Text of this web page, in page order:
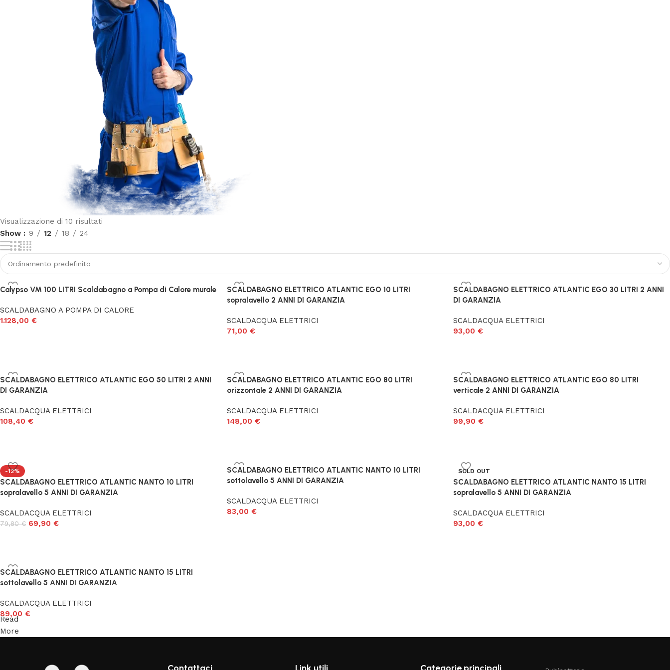
Le nostre offerte
Scopri i prodotti in offerta
Vai alle offerte
Visualizzazione di 10 risultati
Show
9 12 18 24
Calypso VM 100 LITRI Scaldabagno a Pompa di Calore murale
SCALDABAGNO A POMPA DI CALORE
1.128,00 €
SCALDABAGNO ELETTRICO ATLANTIC EGO 10 LITRI
sopralavello 2 ANNI DI GARANZIA
SCALDACQUA ELETTRICI
71,00 €
SCALDABAGNO ELETTRICO ATLANTIC EGO 30 LITRI 2 ANNI
DI GARANZIA
SCALDACQUA ELETTRICI
93,00€
SCALDABAGNO ELETTRICO ATLANTIC EGO 50 LITRI 2 ANNI
DI GARANZIA
SCALDACQUA ELETTRICI
108,40 €
SCALDABAGNO ELETTRICO ATLANTIC EGO 80 LITRI
orizzontale 2 ANNI DI GARANZIA
SCALDACQUA ELETTRICI
148,00 €
SCALDABAGNO ELETTRICO ATLANTIC EGO 80 LITRI
verticale 2 ANNI DI GARANZIA
SCALDACQUA ELETTRICI
99,90€
-12%
SCALDABAGNO ELETTRICO ATLANTIC NANTO 10 LITRI
sopralavello 5 ANNI DI GARANZIA
SCALDACQUA ELETTRICI
79,80€ 69,90 €
SCALDABAGNO ELETTRICO ATLANTIC NANTO 10 LITRI
sottolavello 5 ANNI DI GARANZIA
SCALDACQUA ELETTRICI
83,00 €
SOLD OUT
SCALDABAGNO ELETTRICO ATLANTIC NANTO 15 LITRI
sopralavello 5 ANNI DI GARANZIA
SCALDACQUA ELETTRICI
93,00€
SCALDABAGNO ELETTRICO ATLANTIC NANTO 15 LITRI
sottolavello 5 ANNI DI GARANZIA
SCALDACQUA ELETTRICI
89,00 €
Read
More